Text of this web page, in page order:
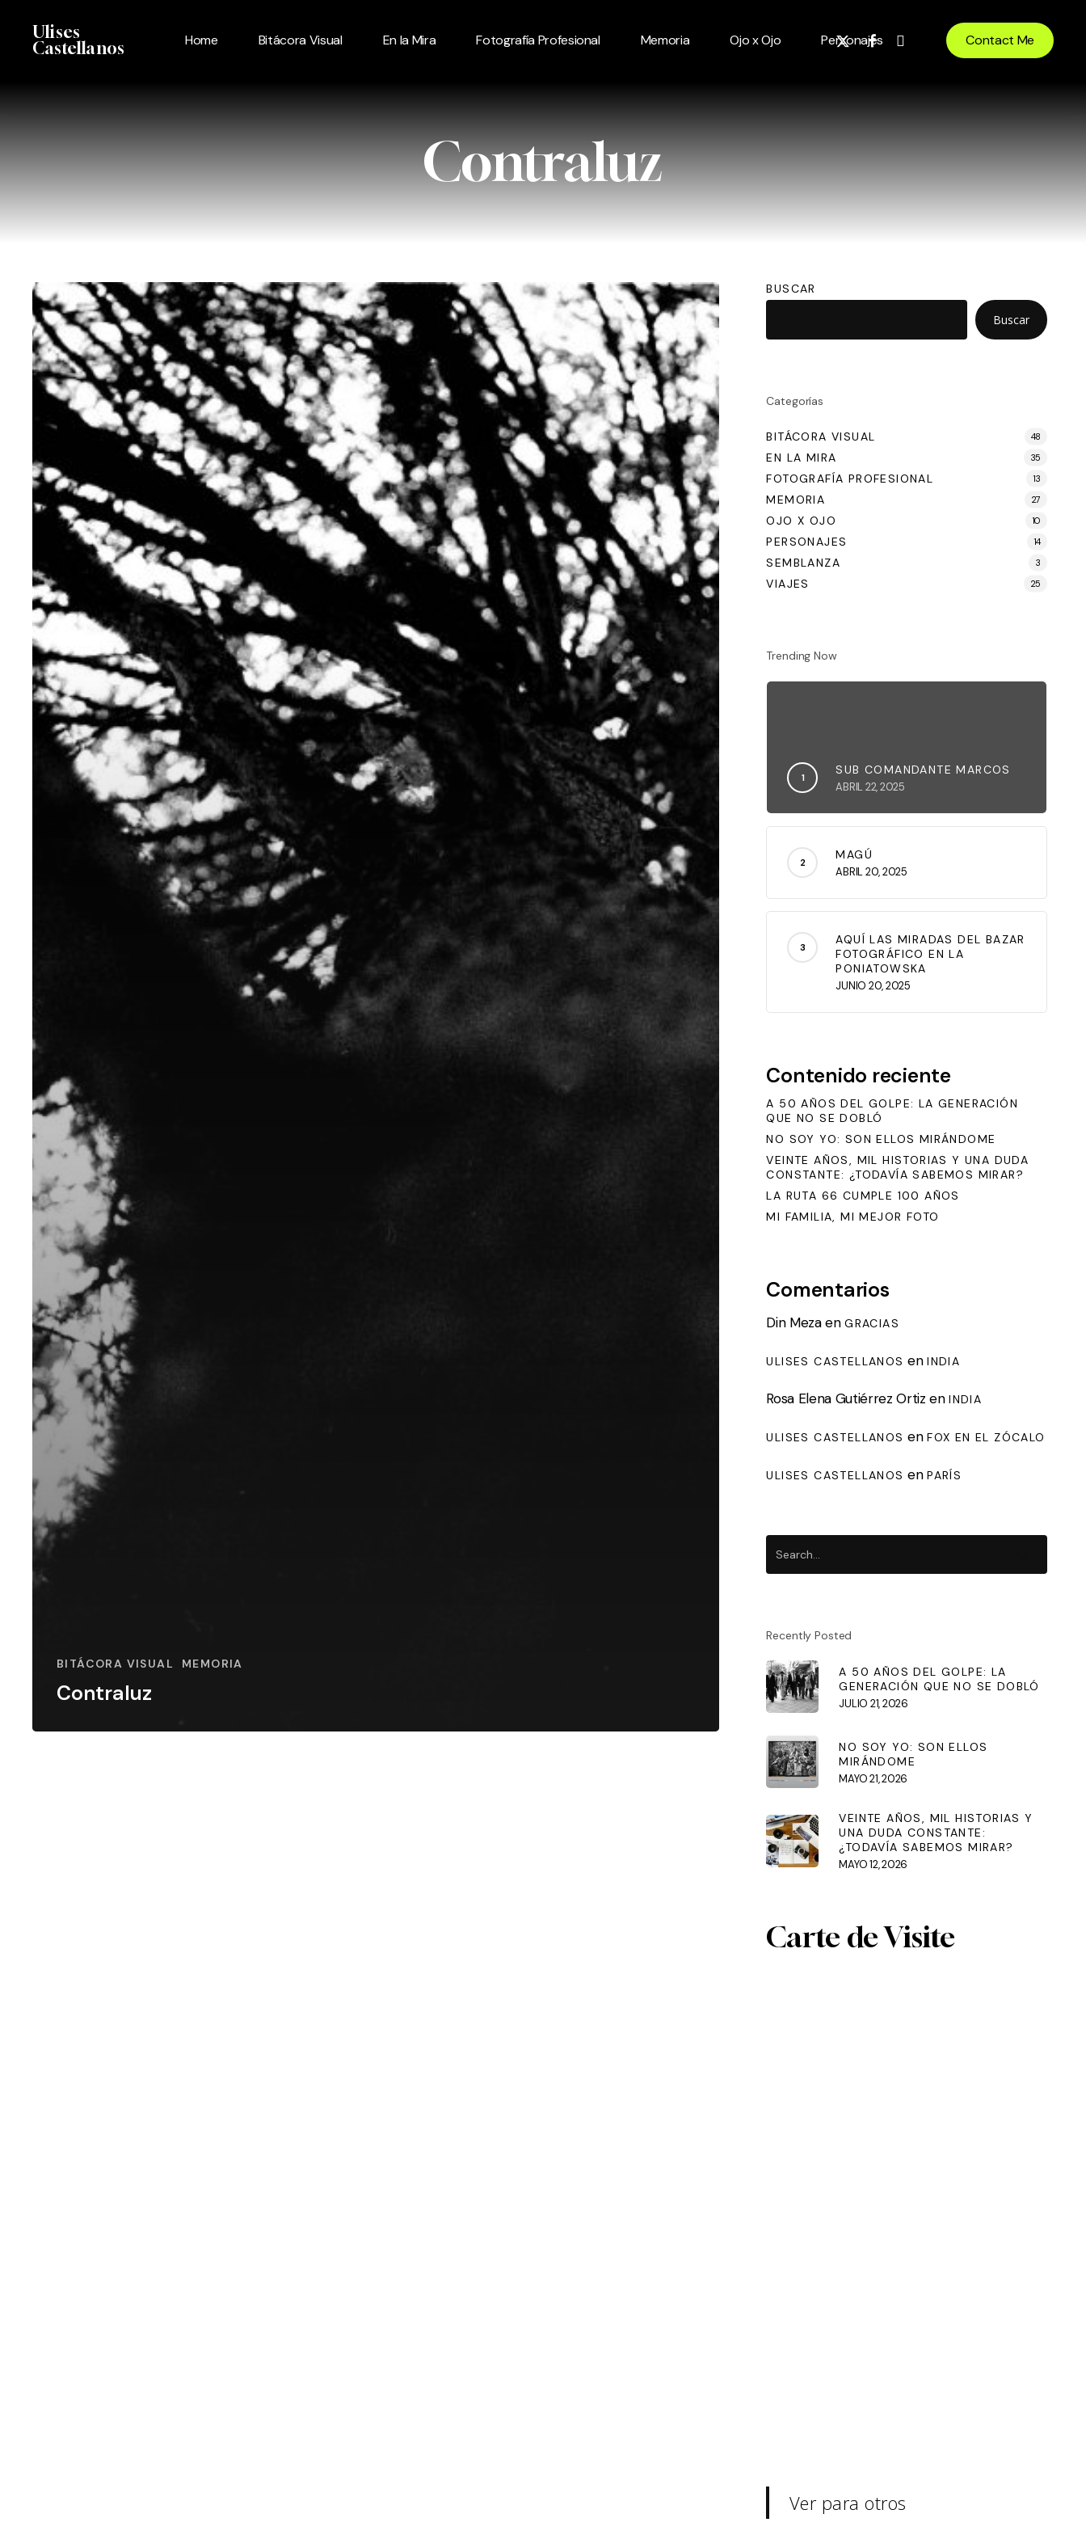
Ulises
Castellanos
Home Bitácora Visual En la Mira Fotografía Profesional Memoria Ojo x Ojo Personajes
x-
facebookinstagram Contact Me
Contraluz
Contraluz
BITÁCORA VISUAL MEMORIA
Contraluz
BUSCAR
Buscar
Categorías
BITÁCORA VISUAL 48
EN LA MIRA 35
FOTOGRAFÍA PROFESIONAL 13
MEMORIA 27
OJO X OJO 10
PERSONAJES 14
SEMBLANZA 3
VIAJES 25
Trending Now
SUB COMANDANTE MARCOS
ABRIL 22, 2025
MAGÚ
ABRIL 20, 2025
AQUÍ LAS MIRADAS DEL BAZAR
FOTOGRÁFICO EN LA
PONIATOWSKA
JUNIO 20, 2025
Contenido reciente
A 50 AÑOS DEL GOLPE: LA GENERACIÓN
QUE NO SE DOBLÓ
NO SOY YO: SON ELLOS MIRÁNDOME
VEINTE AÑOS, MIL HISTORIAS Y UNA DUDA
CONSTANTE: ¿TODAVÍA SABEMOS MIRAR?
LA RUTA 66 CUMPLE 100 AÑOS
MI FAMILIA, MI MEJOR FOTO
Comentarios
Din MezaenGRACIAS
ULISES CASTELLANOS enINDIA
Rosa Elena Gutiérrez Ortiz enINDIA
ULISES CASTELLANOS enFOX EN EL ZÓCALO
ULISES CASTELLANOS enPARÍS
Recently Posted
A 50 AÑOS DEL GOLPE: LA
GENERACIÓN QUE NO SE DOBLÓ
JULIO 21, 2026
NO SOY YO: SON ELLOS
MIRÁNDOME
MAYO 21, 2026
VEINTE AÑOS, MIL HISTORIAS Y
UNA DUDA CONSTANTE:
¿TODAVÍA SABEMOS MIRAR?
MAYO 12, 2026
Carte de Visite
Ver para otros